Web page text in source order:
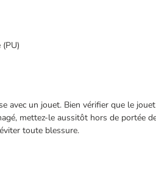
un jouet. Bien vérifier que le jouet
mettez-le aussitôt hors de portée
toute blessure.